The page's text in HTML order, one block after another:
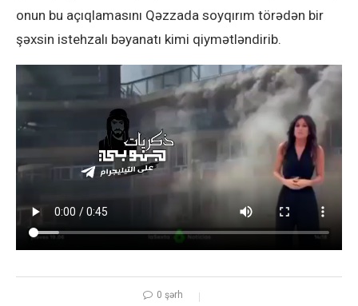
onun bu açıqlamasını Qəzzada soyqırım törədən bir
şəxsin istehzalı bəyanatı kimi qiymətləndirib.
0 şərh